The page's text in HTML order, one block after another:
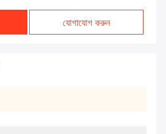
যোগাযোগ করুন